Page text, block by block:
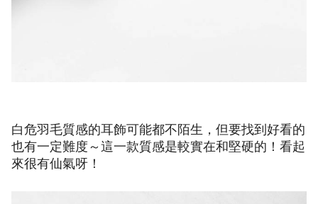
白危羽毛質感的耳飾可能都不陌生，但要找到好看的
也有一定難度～這一款質感是較實在和堅硬的！看起
來很有仙氣呀！